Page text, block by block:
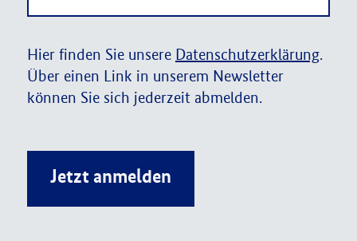
Hier finden Sie unsere Datenschutzerklärung.
Über einen Link in unserem Newsletter
können Sie sich jederzeit abmelden.
Jetzt anmelden